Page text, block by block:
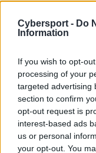
Cybersport - Do
Information
If you wish to opt-
processing of your
targeted advertising
section to confirm
opt-out request is
interest-based ads
us or personal
your opt-out. You
z FaZe Clanem.
nadchodzących
do odejścia od
wydaje się Andrij
dni spekuluje się,
także dwaj
Ilya "Perfecto"